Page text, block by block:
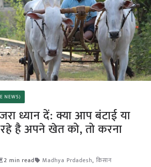
NEWS)
ध्यान दें: क्या आप बंटाई या
है अपने खेत को, तो करना
2 min read Madhya Prdadesh, किसान